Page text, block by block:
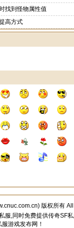
找到怪物属性值
高方式
) 版权所有
,同时免费提供传奇SF
服游戏发布网！